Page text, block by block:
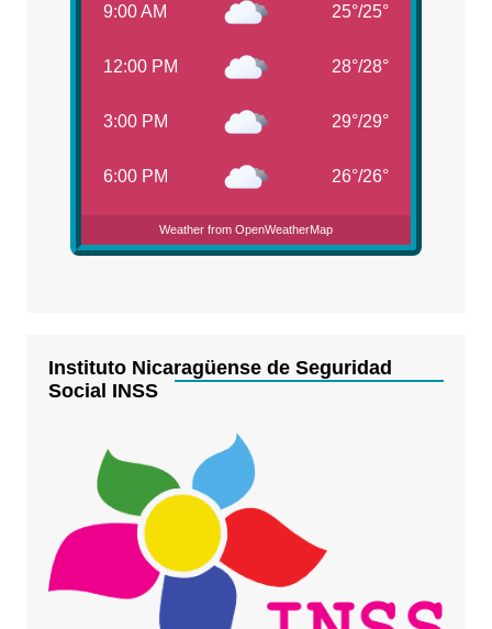
9:00 AM 25°/25°
12:00 PM 28°/28°
3:00 PM 29°/29°
6:00 PM 26°/26°
Weather from OpenWeatherMap
Instituto Nicaragüense de Seguridad
Social INSS